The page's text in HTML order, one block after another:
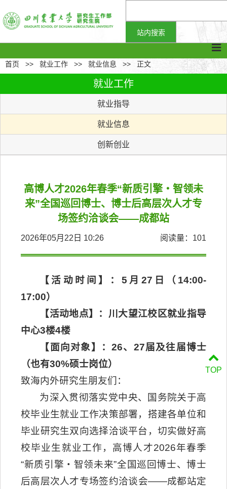
首页 >> 就业工作 >> 就业信息 >> 正文
就业工作
就业指导
就业信息
创新创业
高博人才2026年春季“新质引擎・智领未
来”全国巡回博士、博士后高层次人才专
场签约洽谈会——成都站
2026年05月22日 10:26 阅读量： 101
【活动时间】：5月27日（14:00-
17:00）
【活动地点】：川大望江校区就业指导
中心3楼4楼
【面向对象】：26、27届及往届博士
（也有30%硕士岗位）
致海内外研究生朋友们：
为深入贯彻落实党中央、国务院关于高
校毕业生就业工作决策部署，搭建各单位和
毕业研究生双向选择洽谈平台，切实做好高
校毕业生就业工作，高博人才2026年春季
“新质引擎・智领未来”全国巡回博士、博士
后高层次人才专场签约洽谈会——成都站定
TOP